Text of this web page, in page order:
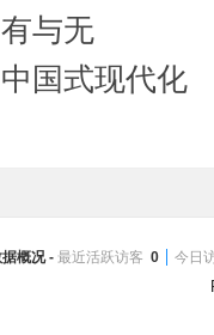
与无
国式现代化
据概况 - 最近活跃访客 0 今日